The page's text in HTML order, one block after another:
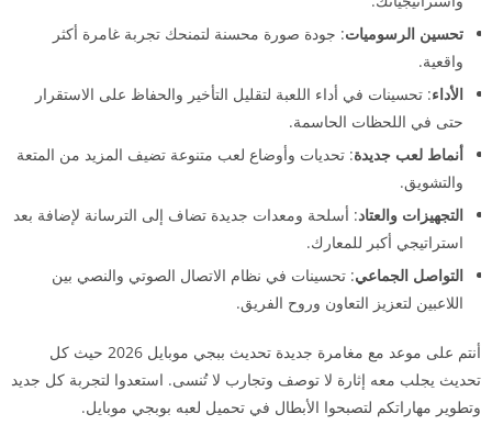
تحسين الرسوميات: جودة صورة محسنة لتمنحك تجربة غامرة أكثر
واقعية.
الأداء: تحسينات في أداء اللعبة لتقليل التأخير والحفاظ على الاستقرار
حتى في اللحظات الحاسمة.
أنماط لعب جديدة: تحديات وأوضاع لعب متنوعة تضيف المزيد من المتعة
والتشويق.
التجهيزات والعتاد: أسلحة ومعدات جديدة تضاف إلى الترسانة لإضافة بعد
استراتيجي أكبر للمعارك.
التواصل الجماعي: تحسينات في نظام الاتصال الصوتي والنصي بين
اللاعبين لتعزيز التعاون وروح الفريق.
أنتم على موعد مع مغامرة جديدة تحديث ببجي موبايل 2026 حيث كل
تحديث يجلب معه إثارة لا توصف وتجارب لا تُنسى. استعدوا لتجربة كل جديد
وتطوير مهاراتكم لتصبحوا الأبطال في تحميل لعبه بوبجي موبايل.